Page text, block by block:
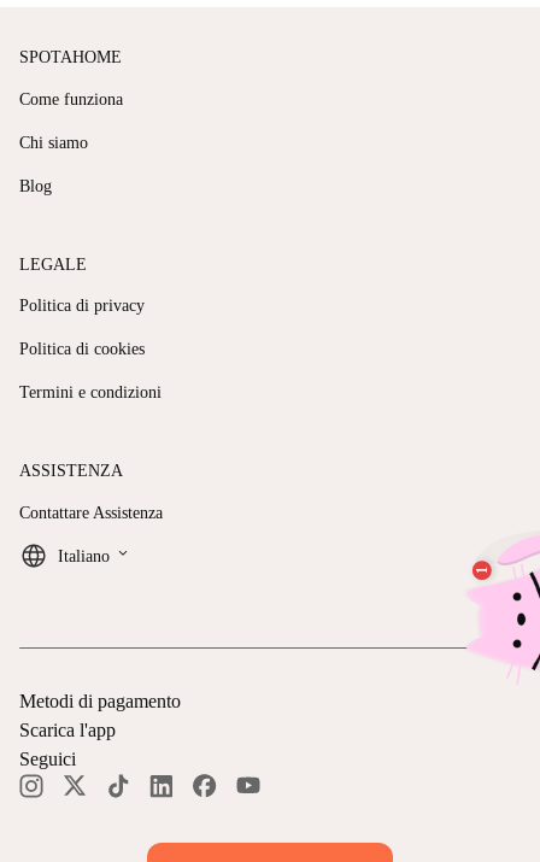
SPOTAHOME
Come funziona
Chi siamo
Blog
LEGALE
Politica di privacy
Politica di cookies
Termini e condizioni
ASSISTENZA
Contattare Assistenza
Italiano keyboard_arrow_down
Metodi di pagamento
Scarica l'app
Seguici